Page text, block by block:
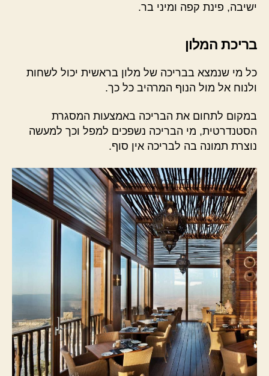
ישיבה, פינת קפה ומיני בר.
בריכת המלון
כל מי שנמצא בבריכה של מלון בראשית יכול לשחות
ולנוח אל מול הנוף המרהיב כל כך.
במקום לתחום את הבריכה באמצעות המסגרת
הסטנדרטית, מי הבריכה נשפכים למפל וכך למעשה
נוצרת תמונה בה לבריכה אין סוף.